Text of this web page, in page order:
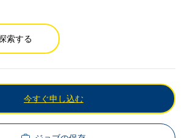
索する
今すぐ申し込む